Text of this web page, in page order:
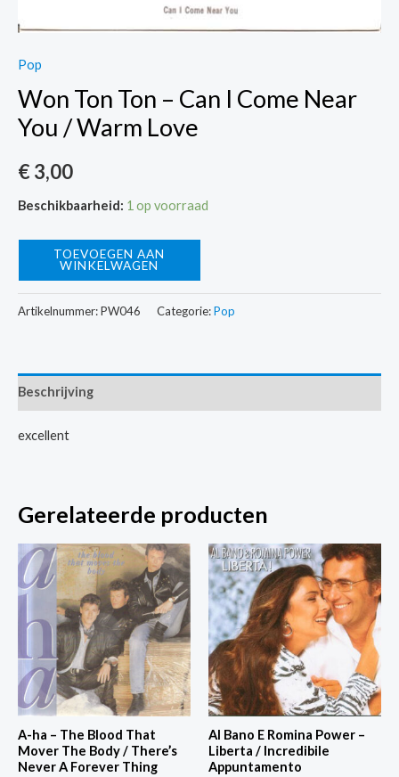
Pop
Won Ton Ton – Can I Come Near
You / Warm Love
€3,00
Beschikbaarheid: 1 op voorraad
I
Come
You
Love
aantal
TOEVOEGEN AAN
WINKELWAGEN
Artikelnummer:PW046 Categorie:Pop
Beschrijving
excellent
Gerelateerde producten
A-ha – The Blood That
Mover The Body / There’s
Never A Forever Thing
Al Bano E Romina Power –
Liberta / Incredibile
Appuntamento